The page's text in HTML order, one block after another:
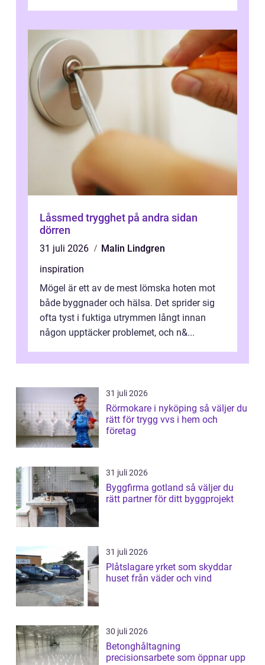
Låssmed trygghet på andra sidan
dörren
31 juli 2026
Malin Lindgren
inspiration
Mögel är ett av de mest lömska hoten mot
både byggnader och hälsa. Det sprider sig
ofta tyst i fuktiga utrymmen långt innan
någon upptäcker problemet, och n&...
31 juli 2026
Rörmokare i nyköping så väljer du
rätt för trygg vvs i hem och
företag
31 juli 2026
Byggfirma gotland så väljer du
rätt partner för ditt byggprojekt
31 juli 2026
Plåtslagare yrket som skyddar
huset från väder och vind
30 juli 2026
Betonghåltagning
precisionsarbete som öppnar upp